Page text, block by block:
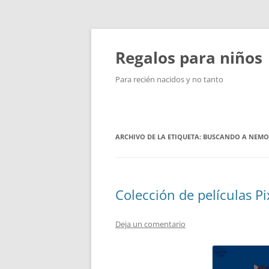
Saltar
contenido
Regalos para niños
Para recién nacidos y no tanto
ARCHIVO DE LA ETIQUETA: BUSCANDO A NEMO
Colección de películas
Deja un comentario